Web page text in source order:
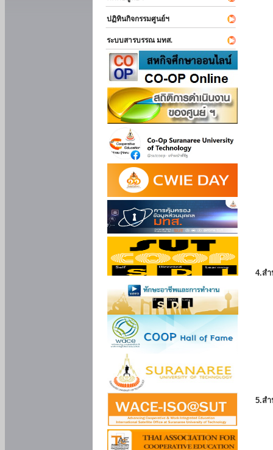
ปฏิทินกิจกรรมศูนย์ฯ
ระบบสารบรรณ มทส.
4.ส
5.ส